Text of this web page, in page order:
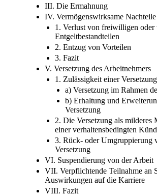
III. Die Ermahnung
IV. Vermögenswirksame Nachteile
1. Verlust von freiwilligen oder
Entgeltbestandteilen
2. Entzug von Vorteilen
3. Fazit
V. Versetzung des Arbeitnehmers
1. Zulässigkeit einer Versetzung
a) Versetzung im Rahmen
b) Erhaltung und
Versetzung
2. Die Versetzung als milderes
einer verhaltensbedingten
3. Rück- oder Umgruppierung
Versetzung
VI. Suspendierung von der Arbeit
VII. Verpflichtende Teilnahme an
Auswirkungen auf die Karriere
VIII. Fazit